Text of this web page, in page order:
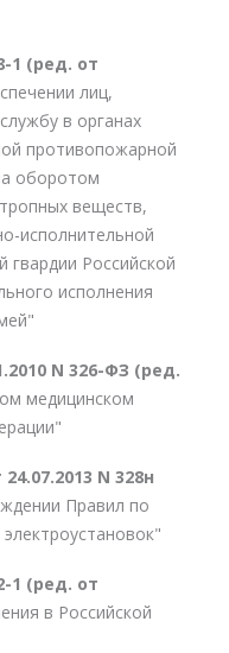
1 (ред. от
лиц,
в органах
противопожарной
оборотом
веществ,
исполнительной
гвардии Российской
исполнения
N 326-ФЗ (ред.
медицинском
N 328н
Правил по
1 (ред. от
в Российской